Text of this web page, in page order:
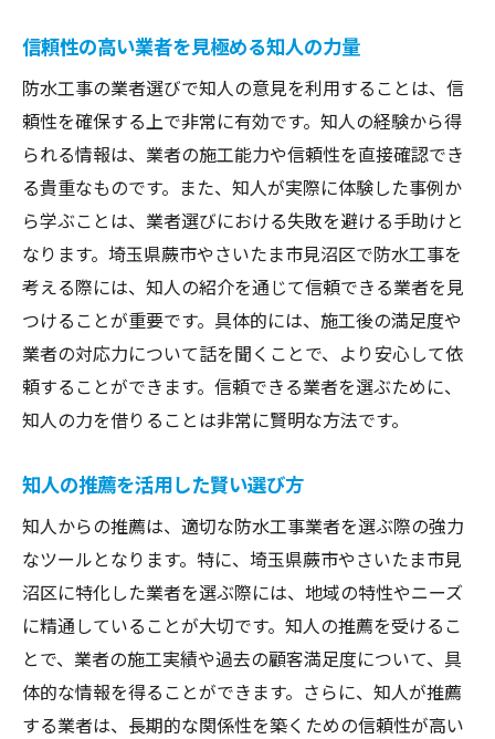
信頼性の高い業者を見極める知人の力量
防水工事の業者選びで知人の意見を利用することは、信
頼性を確保する上で非常に有効です。知人の経験から得
られる情報は、業者の施工能力や信頼性を直接確認でき
る貴重なものです。また、知人が実際に体験した事例か
ら学ぶことは、業者選びにおける失敗を避ける手助けと
なります。埼玉県蕨市やさいたま市見沼区で防水工事を
考える際には、知人の紹介を通じて信頼できる業者を見
つけることが重要です。具体的には、施工後の満足度や
業者の対応力について話を聞くことで、より安心して依
頼することができます。信頼できる業者を選ぶために、
知人の力を借りることは非常に賢明な方法です。
知人の推薦を活用した賢い選び方
知人からの推薦は、適切な防水工事業者を選ぶ際の強力
なツールとなります。特に、埼玉県蕨市やさいたま市見
沼区に特化した業者を選ぶ際には、地域の特性やニーズ
に精通していることが大切です。知人の推薦を受けるこ
とで、業者の施工実績や過去の顧客満足度について、具
体的な情報を得ることができます。さらに、知人が推薦
する業者は、長期的な関係性を築くための信頼性が高い